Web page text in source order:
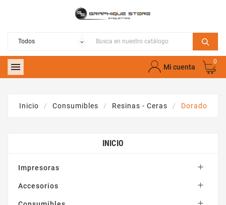
 Mi cuenta
0
Inicio Consumibles Resinas - Ceras Dorado
INICIO
Impresoras 
Accesorios 
